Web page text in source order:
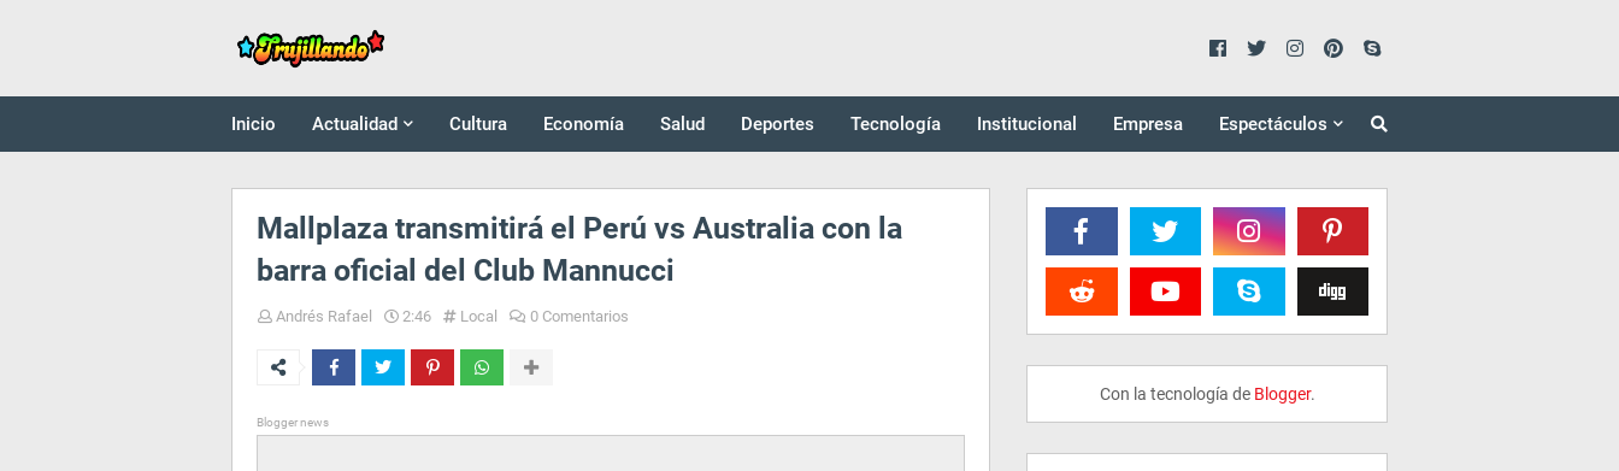
Inicio Actualidad Cultura Economía Salud Deportes Tecnología Institucional Empresa Espectáculos
Mallplaza transmitirá el Perú vs Australia con la
barra oficial del Club Mannucci
Andrés Rafael 2:46 Local 0 Comentarios
Blogger news
Con la tecnología de Blogger.